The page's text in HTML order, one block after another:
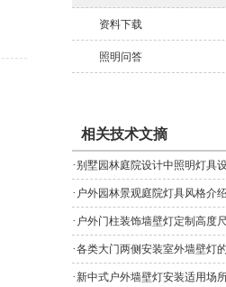
资料下载
照明问答
相关技术文摘
·别墅园林庭院设计中照明灯具
· 户外园林景观庭院灯具风格介
· 户外门柱装饰墙壁灯定制高度
·各类大门两侧安装室外墙壁灯
·新中式户外墙壁灯安装适用场